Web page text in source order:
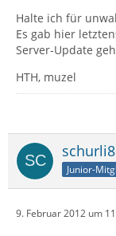
Halte ich für
Es gab hier
Server-Update
HTH, muzel
Junior-
9. Februar 2012 um